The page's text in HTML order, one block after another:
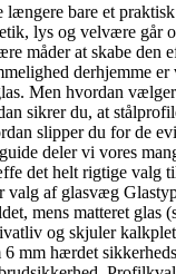
bare et
lys og velvære går
måder at skabe den
derhjemme er
Men hvordan
sikrer du, at
slipper du for de
deler vi vores
det helt rigtige valg
valg af glasvæg
mens matteret glas
og skjuler
mm hærdet